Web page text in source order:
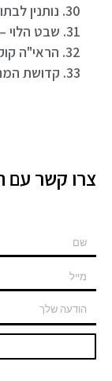
30. נותנין לבתולה י"ב חודש – המתנה בין האירוסין לנישואין
31. שבט הלוי – גיל הנישואין
32. הראי"ה קוק – גיל הנישואין
33. קדושת המחשבה
צרו קשר עם